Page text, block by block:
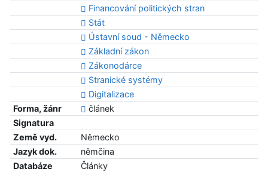
Financování politických stran
Stát
Ústavní soud - Německo
Základní zákon
Zákonodárce
Stranické systémy
Digitalizace
Forma, žánr
článek
Signatura
Země vyd.
Německo
Jazyk dok.
němčina
Databáze
Články